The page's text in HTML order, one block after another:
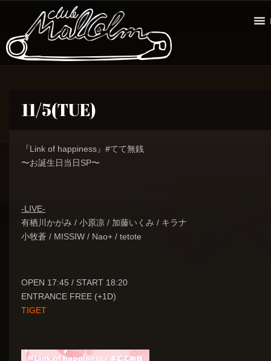
11/5(TUE)
『Link of happiness』#てて無銭
〜お誕生日当日SP〜
-LIVE-
有栖川かがみ / 小原凉 / 加藤いくみ / キラナ
小牧蒼 / MISSIW / Nao+ / tetote
OPEN 17:45 / START 18:20
ENTRANCE FREE (+1D)
TIGET